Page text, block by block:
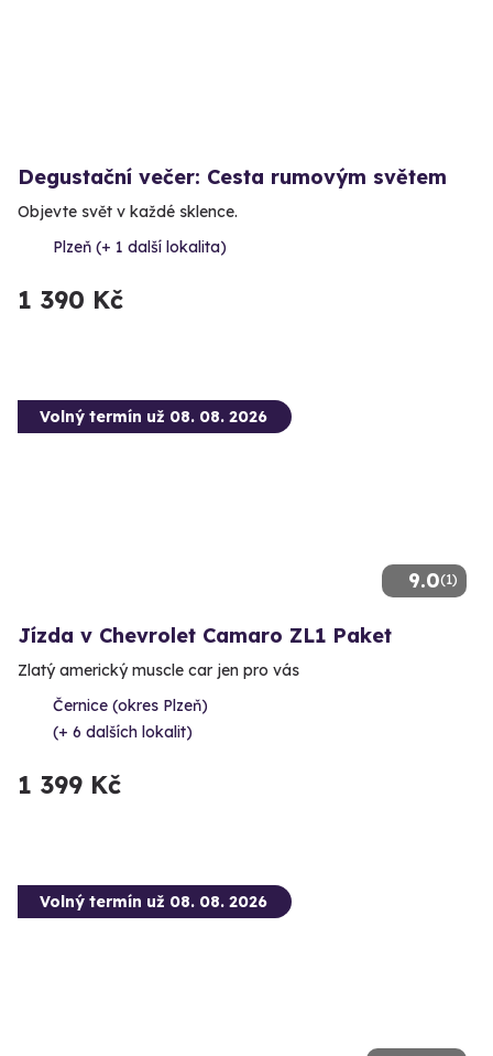
Degustační večer: Cesta rumovým světem
Objevte svět v každé sklence.
Plzeň (+ 1 další lokalita)
1 390 Kč
9.0(1)
Volný termín už 08. 08. 2026
Jízda v Chevrolet Camaro ZL1 Paket
Zlatý americký muscle car jen pro vás
Černice (okres Plzeň)
(+ 6 dalších lokalit)
1 399 Kč
Volný termín už 08. 08. 2026